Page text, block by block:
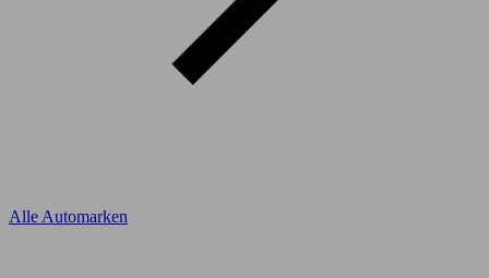
Alle Automarken